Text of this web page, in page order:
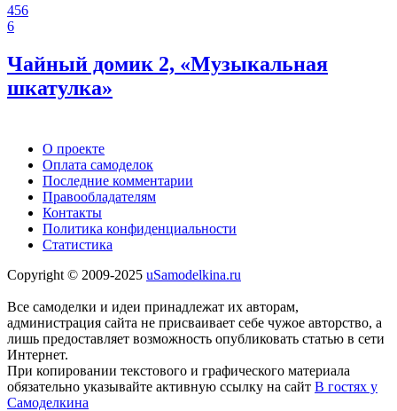
456
6
Чайный домик 2, «Музыкальная
шкатулка»
О проекте
Оплата самоделок
Последние комментарии
Правообладателям
Контакты
Политика конфиденциальности
Статистика
Copyright © 2009-2025 uSamodelkina.ru
Все самоделки и идеи принадлежат их авторам,
администрация сайта не присваивает себе чужое авторство, а
лишь предоставляет возможность опубликовать статью в сети
Интернет.
При копировании текстового и графического материала
обязательно указывайте активную ссылку на сайт В гостях у
Самоделкина